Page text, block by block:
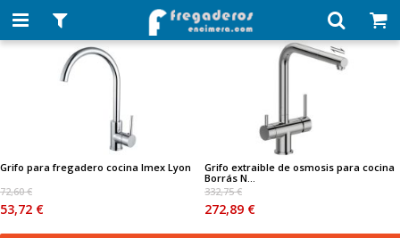
Grifo para fregadero cocina Imex Lyon
72,60 €
53,72 €
Grifo extraible de osmosis para cocina
Borrás N...
332,75 €
272,89 €